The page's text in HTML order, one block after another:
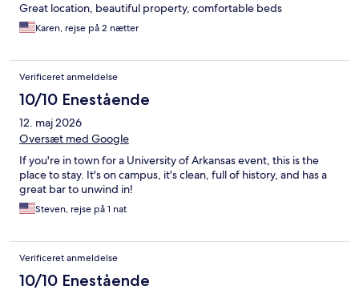
Great location, beautiful property, comfortable beds
Karen, rejse på 2 nætter
Verificeret anmeldelse
10/10 Enestående
12. maj 2026
Oversæt med Google
If you're in town for a University of Arkansas event, this is the
place to stay. It's on campus, it's clean, full of history, and has a
great bar to unwind in!
Steven, rejse på 1 nat
Verificeret anmeldelse
10/10 Enestående